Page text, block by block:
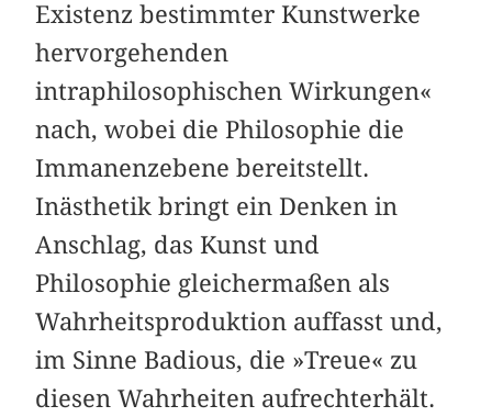
Existenz bestimmter Kunstwerke
hervorgehenden
intraphilosophischen Wirkungen«
nach, wobei die Philosophie die
Immanenzebene bereitstellt.
Inästhetik bringt ein Denken in
Anschlag, das Kunst und
Philosophie gleichermaßen als
Wahrheitsproduktion auffasst und,
im Sinne Badious, die »Treue« zu
diesen Wahrheiten aufrechterhält.